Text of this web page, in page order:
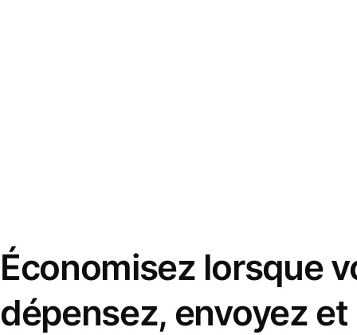
Économisez lorsque
dépensez, envoyez